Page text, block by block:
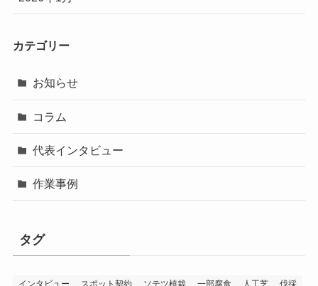
カテゴリー
お知らせ
コラム
代表インタビュー
作業事例
タグ
インタビュー スポット契約 ソテツ植栽 一部腐食 人工芝
伐採